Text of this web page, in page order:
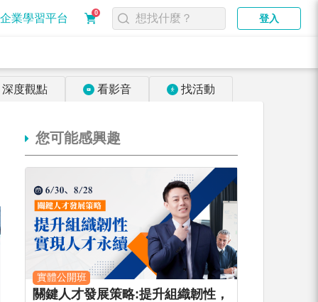
企業學習平台 0
登入
深度觀點 看影音 找活動
您可能感興趣
實體公開班
關鍵人才發展策略:提升組織韌性，